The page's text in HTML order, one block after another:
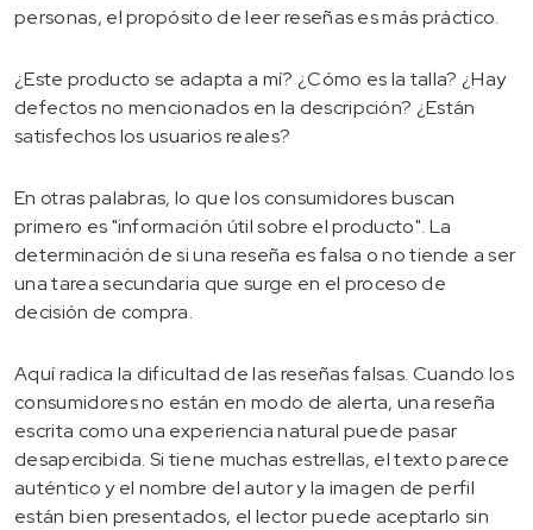
personas, el propósito de leer reseñas es más práctico.
¿Este producto se adapta a mí? ¿Cómo es la talla? ¿Hay
defectos no mencionados en la descripción? ¿Están
satisfechos los usuarios reales?
En otras palabras, lo que los consumidores buscan
primero es "información útil sobre el producto". La
determinación de si una reseña es falsa o no tiende a ser
una tarea secundaria que surge en el proceso de
decisión de compra.
Aquí radica la dificultad de las reseñas falsas. Cuando los
consumidores no están en modo de alerta, una reseña
escrita como una experiencia natural puede pasar
desapercibida. Si tiene muchas estrellas, el texto parece
auténtico y el nombre del autor y la imagen de perfil
están bien presentados, el lector puede aceptarlo sin